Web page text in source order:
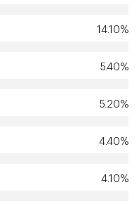
14.10%
5.40%
5.20%
4.40%
4.10%